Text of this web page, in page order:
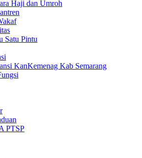
Haji dan Umroh
Satu Pintu
KanKemenag Kab Semarang
PTSP